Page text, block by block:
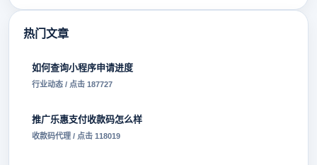
热门文章
如何查询小程序申请进度
行业动态 / 点击 187727
推广乐惠支付收款码怎么样
收款码代理 / 点击 118019